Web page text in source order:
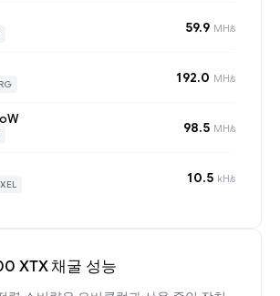
59.9 MH/s
192.0 MH/s
98.5 MH/s
10.5 kH/s
XTX 채굴 성능